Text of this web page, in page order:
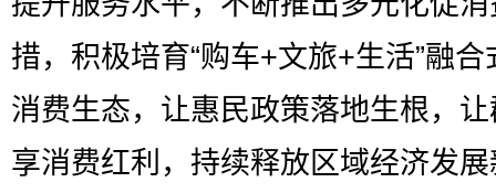
措，积极培育“购车+文旅+生活”融合
消费生态，让惠民政策落地生根，
享消费红利，持续释放区域经济发